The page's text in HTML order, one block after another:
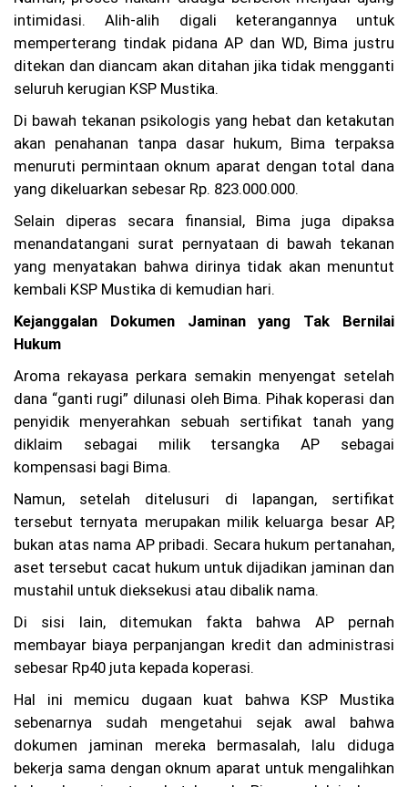
rl
al
u,
Ka
s
m
bu
nu
n
it
Pr
at
a
m
di
ju
r
Be
lu
m
ka
p,
Ke
lu
ar
ga
gi
Ke
pa
an
Hu
m
intimidasi. Alih-alih digali keterangannya untuk
memperterang tindak pidana AP dan WD, Bima justru
ditekan dan diancam akan ditahan jika tidak mengganti
seluruh kerugian KSP Mustika.
Di bawah tekanan psikologis yang hebat dan ketakutan
akan penahanan tanpa dasar hukum, Bima terpaksa
menuruti permintaan oknum aparat dengan total dana
yang dikeluarkan sebesar Rp. 823.000.000.
Selain diperas secara finansial, Bima juga dipaksa
menandatangani surat pernyataan di bawah tekanan
yang menyatakan bahwa dirinya tidak akan menuntut
kembali KSP Mustika di kemudian hari.
Kejanggalan Dokumen Jaminan yang Tak Bernilai
Hukum
Aroma rekayasa perkara semakin menyengat setelah
dana “ganti rugi” dilunasi oleh Bima. Pihak koperasi dan
penyidik menyerahkan sebuah sertifikat tanah yang
diklaim sebagai milik tersangka AP sebagai
kompensasi bagi Bima.
Namun, setelah ditelusuri di lapangan, sertifikat
tersebut ternyata merupakan milik keluarga besar AP,
bukan atas nama AP pribadi. Secara hukum pertanahan,
aset tersebut cacat hukum untuk dijadikan jaminan dan
mustahil untuk dieksekusi atau dibalik nama.
Di sisi lain, ditemukan fakta bahwa AP pernah
membayar biaya perpanjangan kredit dan administrasi
sebesar Rp40 juta kepada koperasi.
Hal ini memicu dugaan kuat bahwa KSP Mustika
sebenarnya sudah mengetahui sejak awal bahwa
dokumen jaminan mereka bermasalah, lalu diduga
bekerja sama dengan oknum aparat untuk mengalihkan